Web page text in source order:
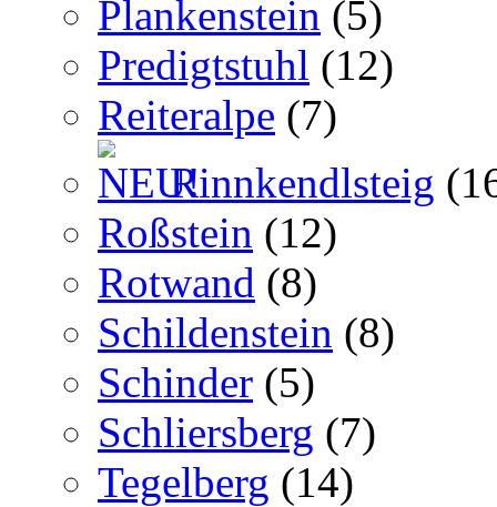
Plankenstein (5)
Predigtstuhl (12)
Reiteralpe (7)
Rinnkendlsteig
Roßstein (12)
Rotwand (8)
Schildenstein (8)
Schinder (5)
Schliersberg (7)
Tegelberg (14)